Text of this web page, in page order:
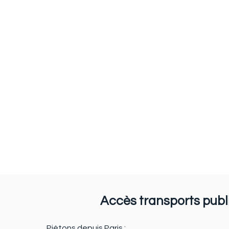
Accès transports